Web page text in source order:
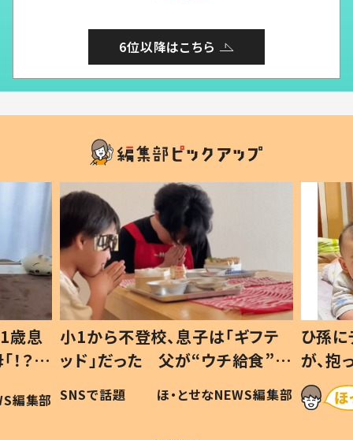
6位以降はこちら
歳息
？」
編集部
小1から不登校、息子は「ギフテ
ッド」だった 父が“ウチ給食”を
作り続ける理由とは #令和の親
#令和の子
SNSで話題 ほ・とせなNEWS編集部
ひ孫
が、
「涙が
い」